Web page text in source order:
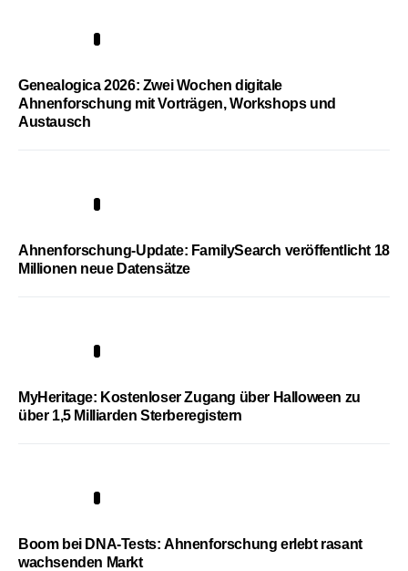
Genealogica 2026: Zwei Wochen digitale
Ahnenforschung mit Vorträgen, Workshops und
Austausch
Ahnenforschung-Update: FamilySearch veröffentlicht 18
Millionen neue Datensätze
MyHeritage: Kostenloser Zugang über Halloween zu
über 1,5 Milliarden Sterberegistern
Boom bei DNA-Tests: Ahnenforschung erlebt rasant
wachsenden Markt